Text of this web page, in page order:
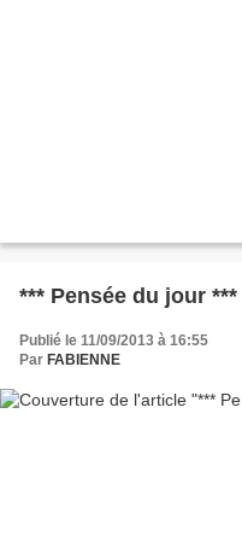
*** Pensée du jour ***
Publié le 11/09/2013 à 16:55
Par FABIENNE